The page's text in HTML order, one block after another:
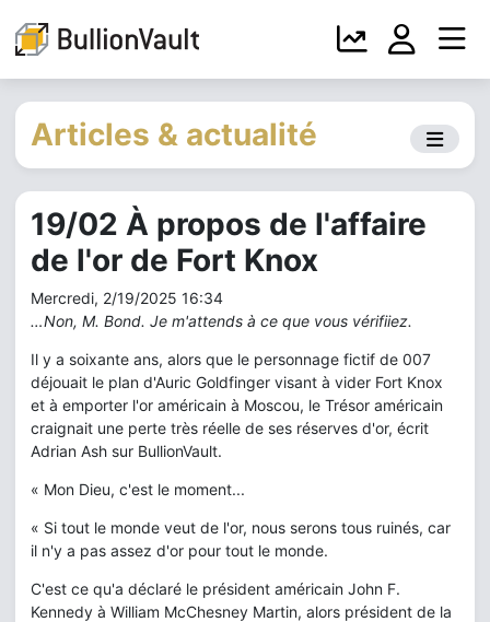
Articles & actualité
19/02 À propos de l'affaire
de l'or de Fort Knox
Mercredi, 2/19/2025 16:34
…Non, M. Bond. Je m'attends à ce que vous vérifiiez.
Il y a soixante ans, alors que le personnage fictif de 007
déjouait le plan d'Auric Goldfinger visant à vider Fort Knox
et à emporter l'or américain à Moscou, le Trésor américain
craignait une perte très réelle de ses réserves d'or, écrit
Adrian Ash sur BullionVault.
« Mon Dieu, c'est le moment...
« Si tout le monde veut de l'or, nous serons tous ruinés, car
il n'y a pas assez d'or pour tout le monde.
C'est ce qu'a déclaré le président américain John F.
Kennedy à William McChesney Martin, alors président de la